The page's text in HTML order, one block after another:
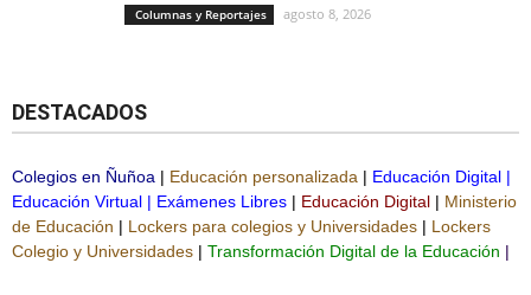
Columnas y Reportajes agosto 8, 2026
DESTACADOS
Colegios en Ñuñoa | Educación personalizada | Educación Digital |
Educación Virtual | Exámenes Libres | Educación Digital | Ministerio
de Educación | Lockers para colegios y Universidades | Lockers
Colegio y Universidades | Transformación Digital de la Educación |